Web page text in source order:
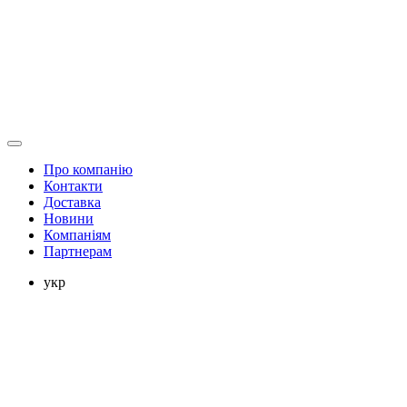
Про компанію
Контакти
Доставка
Новини
Компаніям
Партнерам
укр